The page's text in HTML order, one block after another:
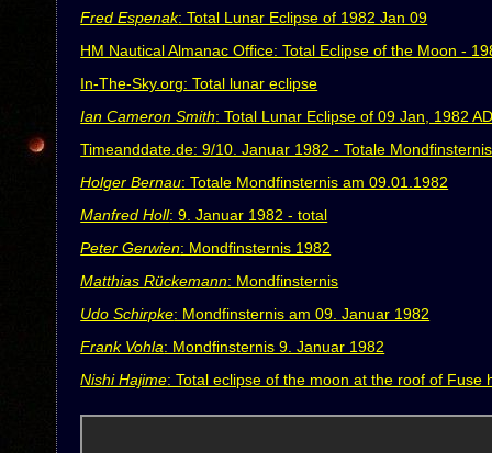
Fred Espenak: Total Lunar Eclipse of 1982 Jan 09
HM Nautical Almanac Office: Total Eclipse of the Moon -
In-The-Sky.org: Total lunar eclipse
Ian Cameron Smith: Total Lunar Eclipse of 09 Jan, 1982
Timeanddate.de: 9/10. Januar 1982 - Totale Mondfinsternis
Holger Bernau: Totale Mondfinsternis am 09.01.1982
Manfred Holl: 9. Januar 1982 - total
Peter Gerwien: Mondfinsternis 1982
Matthias Rückemann: Mondfinsternis
Udo Schirpke: Mondfinsternis am 09. Januar 1982
Frank Vohla: Mondfinsternis 9. Januar 1982
Nishi Hajime: Total eclipse of the moon at the roof of Fuse